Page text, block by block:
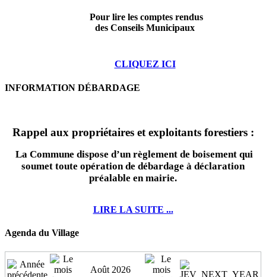
Pour lire les comptes rendus
des Conseils Municipaux
CLIQUEZ ICI
INFORMATION DÉBARDAGE
Rappel aux propriétaires et exploitants forestiers :
La Commune dispose d’un règlement de boisement qui
soumet toute opération de débardage à déclaration
préalable en mairie.
LIRE LA SUITE ...
Agenda du Village
Août 2026